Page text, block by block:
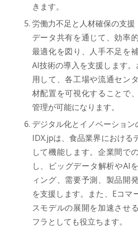
きます。
労働力不足と人材確保の支援
データ共有を通じて、効率
最適化を図り、人手不足を
AI技術の導入を支援します
用して、各工場や流通セン
材配置を可視化することで
管理が可能になります。
デジタル化とイノベーション
IDX.jpは、食品業界における
して機能します。企業間で
し、ビッグデータ解析やAI
ィング、需要予測、製品開
を支援します。また、Eコマ
スモデルの展開を加速させ
フラとしても役立ちます。